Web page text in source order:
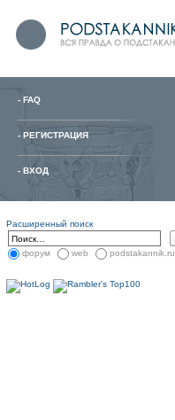
- FAQ
- РЕГИСТРАЦИЯ
- ВХОД
Расширенный поиск
форум web podstakannik.ru